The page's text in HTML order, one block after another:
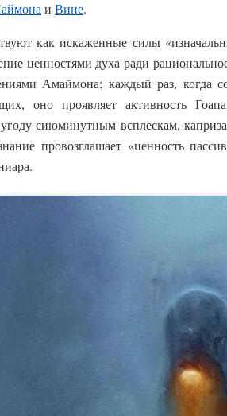
и Вине.
как искаженные силы
ценностями духа ради
Амаймона; каждый раз, когда
оно проявляет активность
сиюминутным всплескам,
провозглашает «ценность